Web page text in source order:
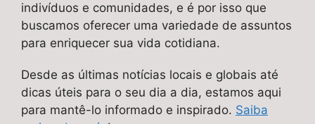
indivíduos e comunidades, e é por isso que
buscamos oferecer uma variedade de assuntos
para enriquecer sua vida cotidiana.
Desde as últimas notícias locais e globais até
dicas úteis para o seu dia a dia, estamos aqui
para mantê-lo informado e inspirado. Saiba